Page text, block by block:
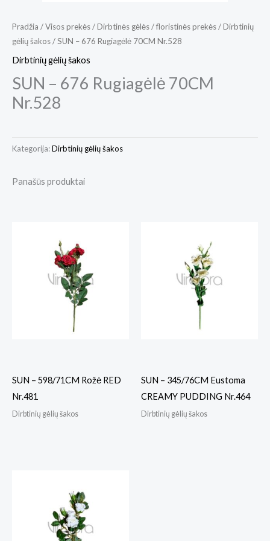
Pradžia /Visos prekės/Dirbtinės gėlės / floristinės prekės/Dirbtinių
gėlių šakos/ SUN – 676 Rugiagėlė 70CM Nr.528
Dirbtinių gėlių šakos
SUN – 676 Rugiagėlė 70CM
Nr.528
Kategorija:Dirbtinių gėlių šakos
Panašūs produktai
SUN – 598/71CM Rožė RED
Nr.481
Dirbtinių gėlių šakos
SUN – 345/76CM Eustoma
CREAMY PUDDING Nr.464
Dirbtinių gėlių šakos